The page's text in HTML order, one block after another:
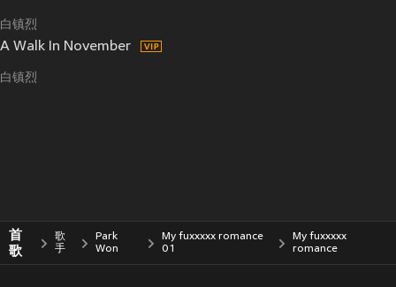
白镇烈
A Walk In November
白镇烈
首
歌
歌
手
Park
Won
My fuxxxxx romance
01
My fuxxxxx
romance